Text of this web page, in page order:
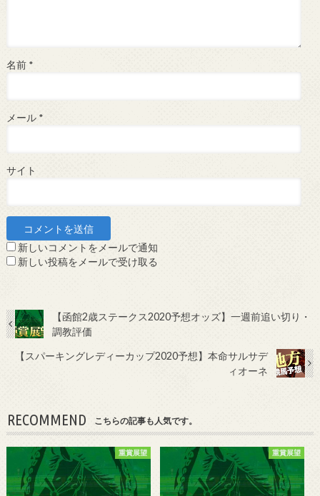
名前 *
メール *
サイト
新しいコメントをメールで通知
新しい投稿をメールで受け取る
【函館2歳ステークス2020予想オッズ】一週前追い切り・
調教評価
【スパーキングレディーカップ2020予想】本命サルサデ
ィオーネ
RECOMMEND こちらの記事も人気です。
重賞展望 重賞展望